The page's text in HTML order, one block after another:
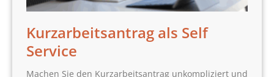
Kurzarbeitsantrag als Self
Service
Machen Sie den Kurzarbeitsantrag unkompliziert und